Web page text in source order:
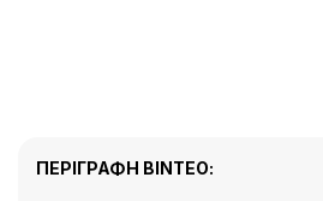
ΠΕΡΙΓΡΑΦΉ ΒΊΝΤΕΟ: